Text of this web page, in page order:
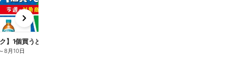
ク】1個買うと1個もらえる/麦茶
～8月10日
e
x
t